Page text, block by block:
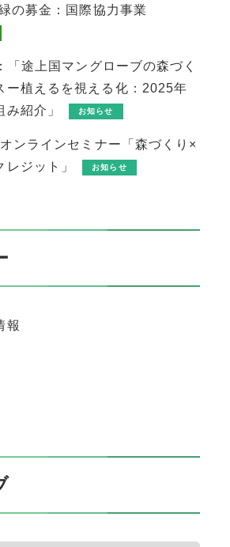
の募金：国際協力事業
「途上国マングローブの森づく
ー植えるを視える化：2025年
み紹介」
お知らせ
ンラインセミナー「森づくり×
レジット」
お知らせ
報